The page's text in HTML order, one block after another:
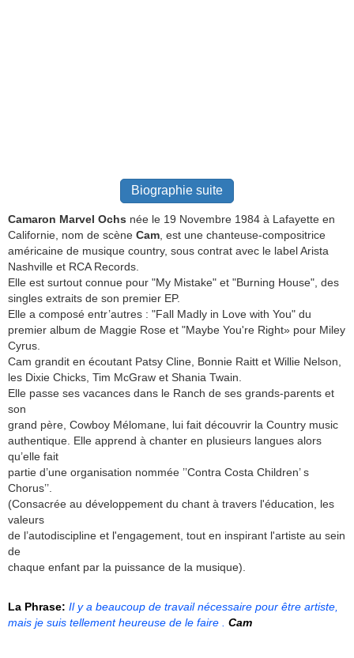
Biographie suite
Camaron Marvel Ochs née le 19 Novembre 1984 à Lafayette en
Californie, nom de scène Cam , est une chanteuse-compositrice
américaine de musique country, sous contrat avec le label Arista
Nashville et RCA Records.
Elle est surtout connue pour "My Mistake" et "Burning House", des
singles extraits de son premier EP.
Elle a composé entr’autres : "Fall Madly in Love with You" du
premier album de Maggie Rose et "Maybe You're Right» pour Miley
Cyrus.
Cam grandit en écoutant Patsy Cline, Bonnie Raitt et Willie Nelson,
les Dixie Chicks, Tim McGraw et Shania Twain.
Elle passe ses vacances dans le Ranch de ses grands-parents et
son
grand père, Cowboy Mélomane, lui fait découvrir la Country music
authentique. Elle apprend à chanter en plusieurs langues alors
qu’elle fait
partie d’une organisation nommée ’’Contra Costa Children’ s
Chorus’’.
(Consacrée au développement du chant à travers l'éducation, les
valeurs
de l’autodiscipline et l'engagement, tout en inspirant l'artiste au sein
de
chaque enfant par la puissance de la musique).
La Phrase: Il y a beaucoup de travail nécessaire pour être artiste,
mais je suis tellement heureuse de le faire . Cam